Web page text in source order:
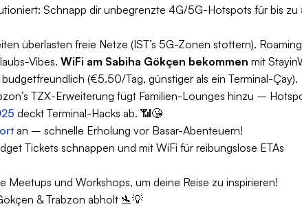
Schnapp dir unbegrenzte 4G/5G-Hotspots für bis zu
überlasten freie Netze (IST’s 5G-Zonen stottern).
Vibes. WiFi am Sabiha Gökçen bekommen mit
(€5.50/Tag, günstiger als ein Terminal-Çay).
TZX-Erweiterung fügt Familien-Lounges hinzu –
deckt Terminal-Hacks ab. 📶😘
an – schnelle Erholung vor Basar-Abenteuern!
Tickets schnappen und mit WiFi für reibungslose ETAs
Meetups und Workshops, um deine Reise zu inspirieren!
& Trabzon abholt 🛬💡